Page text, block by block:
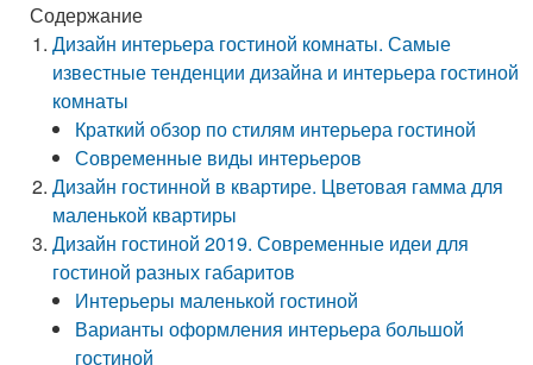
Содержание
Дизайн интерьера гостиной комнаты. Самые
известные тенденции дизайна и интерьера гостиной
комнаты
Краткий обзор по стилям интерьера гостиной
Современные виды интерьеров
Дизайн гостинной в квартире. Цветовая гамма для
маленькой квартиры
Дизайн гостиной 2019. Современные идеи для
гостиной разных габаритов
Интерьеры маленькой гостиной
Варианты оформления интерьера большой
гостиной